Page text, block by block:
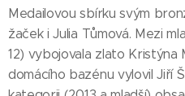
Medailovou sbírku svým
žaček i Julia Tůmová. Mezi
12) vybojovala zlato Kristýna
domácího bazénu vylovil Jiří